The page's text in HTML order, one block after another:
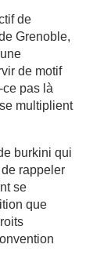
de
Grenoble,
de motif
ce pas là
multiplient
burkini qui
rappeler
se
que